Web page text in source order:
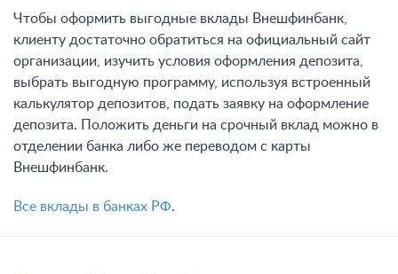
Чтобы оформить выгодные вклады Внешфинбанк,
клиенту достаточно обратиться на официальный сайт
организации, изучить условия оформления депозита,
выбрать выгодную программу, используя встроенный
калькулятор депозитов, подать заявку на оформление
депозита. Положить деньги на срочный вклад можно в
отделении банка либо же переводом с карты
Внешфинбанк.
Все вклады в банках РФ.